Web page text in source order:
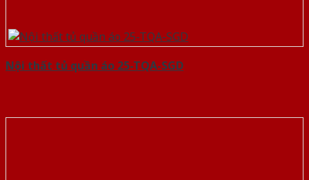
Nội thất tủ quần áo 25-TQA-SGD